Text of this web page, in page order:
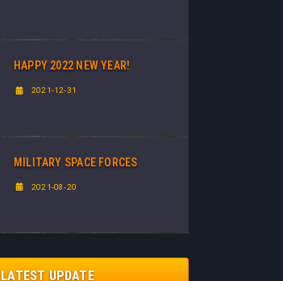
HAPPY 2022 NEW YEAR!
2021-12-31
MILITARY SPACE FORCES
2021-08-20
LATEST UPDATE